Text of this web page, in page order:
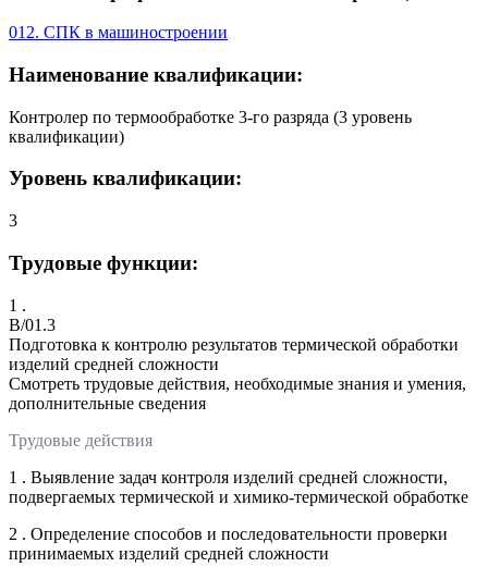
012. СПК в машиностроении
Наименование квалификации:
Контролер по термообработке 3-го разряда (3 уровень
квалификации)
Уровень квалификации:
3
Трудовые функции:
1 .
B/01.3
Подготовка к контролю результатов термической обработки
изделий средней сложности
Смотреть трудовые действия, необходимые знания и умения,
дополнительные сведения
Трудовые действия
1 . Выявление задач контроля изделий средней сложности,
подвергаемых термической и химико-термической обработке
2 . Определение способов и последовательности проверки
принимаемых изделий средней сложности